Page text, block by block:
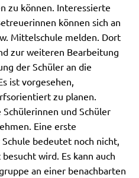
zu können. Interessierte
können sich an
Mittelschule melden. Dort
zur weiteren Bearbeitung
der Schüler an die
ist vorgesehen,
zu planen.
und Schüler
Eine erste
bedeutet noch nicht,
wird. Es kann auch
an einer benachbarten